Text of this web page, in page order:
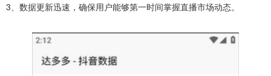
3、数据更新迅速，确保用户能够第一时间掌握直播市场动态。